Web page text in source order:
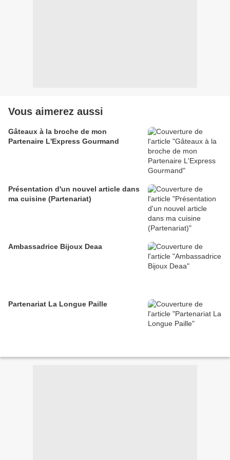
Vous aimerez aussi
Gâteaux à la broche de mon
Partenaire L'Express Gourmand
Présentation d'un nouvel article dans
ma cuisine (Partenariat)
Ambassadrice Bijoux Deaa
Partenariat La Longue Paille